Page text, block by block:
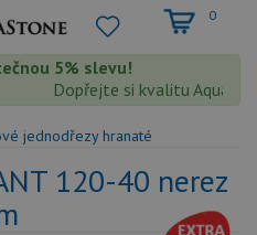
0
5% slevu!
Dopřejte si kvalitu
jednodřezy hranaté
120-40 nerez